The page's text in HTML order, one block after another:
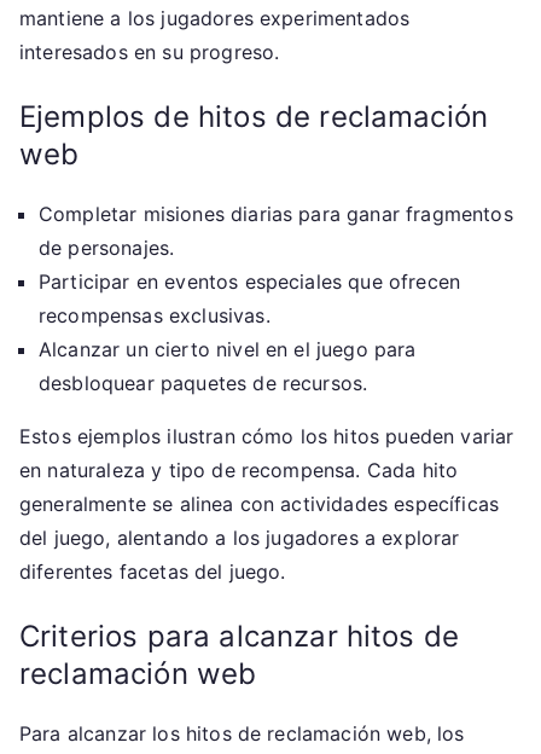
mantiene a los jugadores experimentados
interesados en su progreso.
Ejemplos de hitos de reclamación
web
Completar misiones diarias para ganar fragmentos
de personajes.
Participar en eventos especiales que ofrecen
recompensas exclusivas.
Alcanzar un cierto nivel en el juego para
desbloquear paquetes de recursos.
Estos ejemplos ilustran cómo los hitos pueden variar
en naturaleza y tipo de recompensa. Cada hito
generalmente se alinea con actividades específicas
del juego, alentando a los jugadores a explorar
diferentes facetas del juego.
Criterios para alcanzar hitos de
reclamación web
Para alcanzar los hitos de reclamación web, los